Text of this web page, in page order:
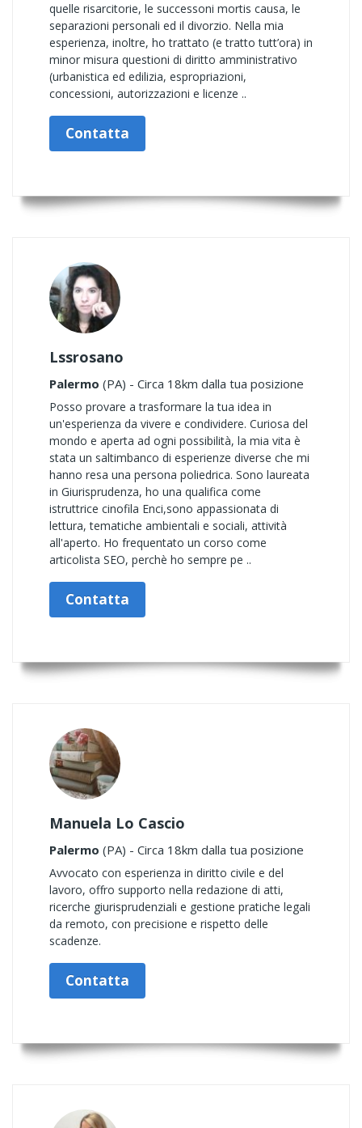
quelle risarcitorie, le successoni mortis causa, le
separazioni personali ed il divorzio. Nella mia
esperienza, inoltre, ho trattato (e tratto tutt’ora) in
minor misura questioni di diritto amministrativo
(urbanistica ed edilizia, espropriazioni,
concessioni, autorizzazioni e licenze ..
Contatta
Lssrosano
Palermo (PA) - Circa 18km dalla tua posizione
Posso provare a trasformare la tua idea in
un'esperienza da vivere e condividere. Curiosa del
mondo e aperta ad ogni possibilità, la mia vita è
stata un saltimbanco di esperienze diverse che mi
hanno resa una persona poliedrica. Sono laureata
in Giurisprudenza, ho una qualifica come
istruttrice cinofila Enci,sono appassionata di
lettura, tematiche ambientali e sociali, attività
all'aperto. Ho frequentato un corso come
articolista SEO, perchè ho sempre pe ..
Contatta
Manuela Lo Cascio
Palermo (PA) - Circa 18km dalla tua posizione
Avvocato con esperienza in diritto civile e del
lavoro, offro supporto nella redazione di atti,
ricerche giurisprudenziali e gestione pratiche legali
da remoto, con precisione e rispetto delle
scadenze.
Contatta